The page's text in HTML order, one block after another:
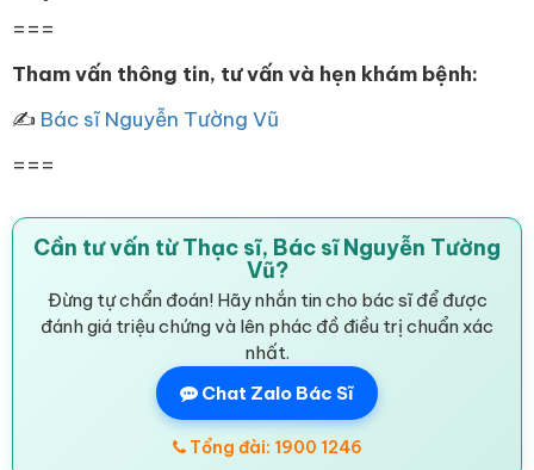
===
Tham vấn thông tin, tư vấn và hẹn khám bệnh:
✍ Bác sĩ Nguyễn Tường Vũ
===
Cần tư vấn từ Thạc sĩ, Bác sĩ Nguyễn Tường
Vũ?
Đừng tự chẩn đoán! Hãy nhắn tin cho bác sĩ để được
đánh giá triệu chứng và lên phác đồ điều trị chuẩn xác
nhất.
Chat Zalo Bác Sĩ
Tổng đài: 1900 1246